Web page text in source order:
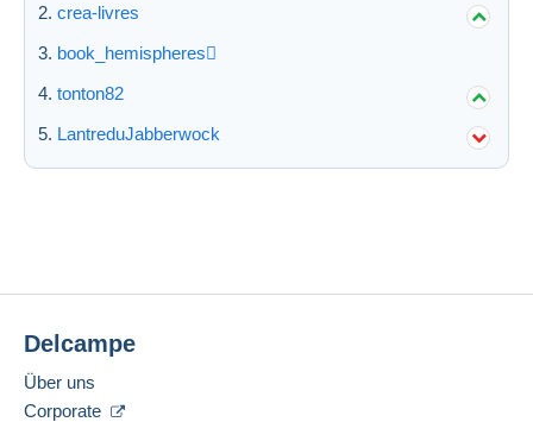
crea-livres
book_hemispheres
tonton82
LantreduJabberwock
Delcampe
Über uns
Corporate